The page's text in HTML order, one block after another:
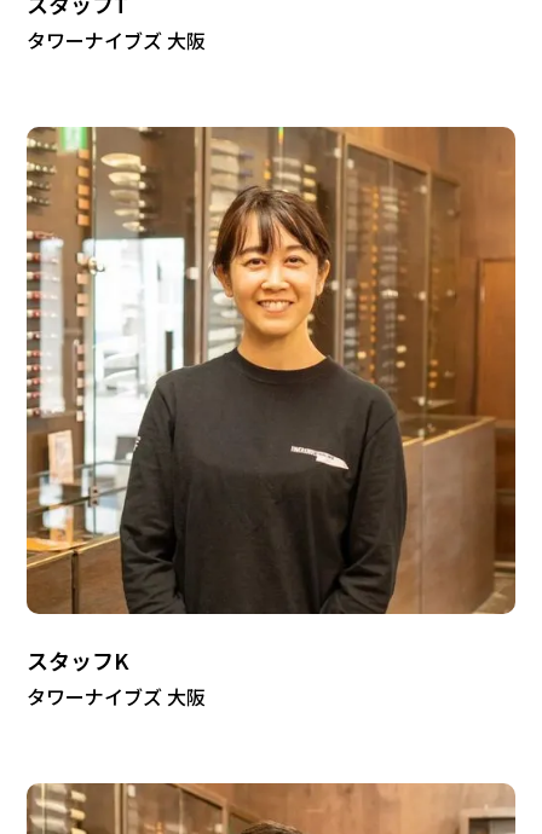
タワーナイブズ 大阪
スタッフK
タワーナイブズ 大阪